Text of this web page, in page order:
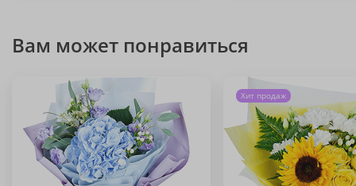
Вам может понравиться
Хит продаж